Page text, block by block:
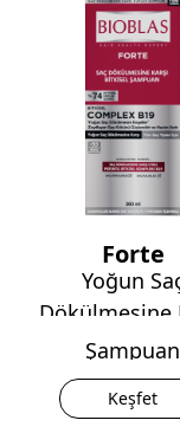
Forte
Yoğun
Dökülmesine
Şampuan
Keşfet